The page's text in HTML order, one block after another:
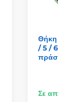
/ 5 /
Σε